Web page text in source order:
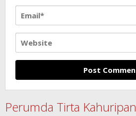
Perumda Tirta Kahuripan